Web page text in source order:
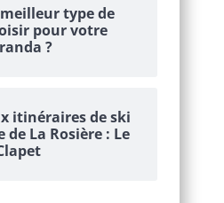
type de
pour votre
?
itinéraires de ski
La Rosière : Le